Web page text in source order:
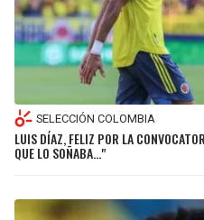
SELECCIÓN COLOMBIA
LUIS DÍAZ, FELIZ POR LA
QUE LO SOÑABA…"